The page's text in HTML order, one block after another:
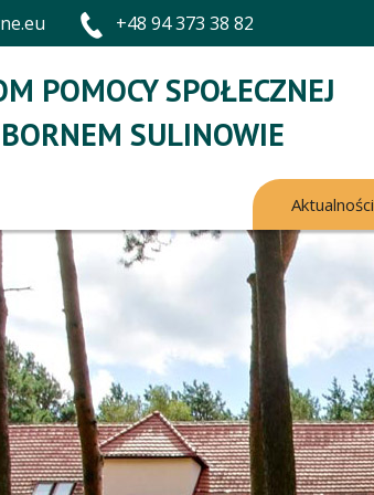
+48 94 373 38 82
POMOCY SPOŁECZNEJ
SULINOWIE
Aktualności